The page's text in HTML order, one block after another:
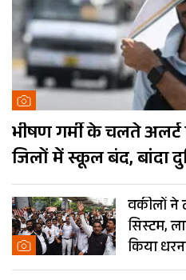
भीषण गर्मी के चलते
जिलों में स्कूल बंद, बांदा
गर्म शहर
वकीलों ने
सिस्टम,
किया